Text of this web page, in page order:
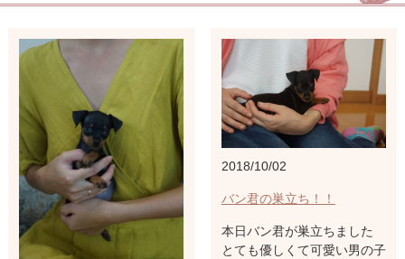
2018/10/02
バン君の巣立ち！！
本日バン君が巣立ちました
とても優しくて可愛い男の子